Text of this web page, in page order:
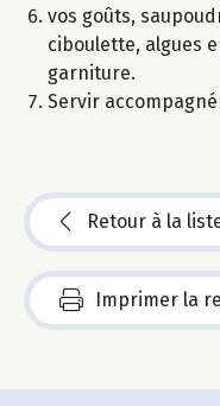
vos goûts,
ciboulette, algues
garniture.
Servir
Retour à la
Imprimer la